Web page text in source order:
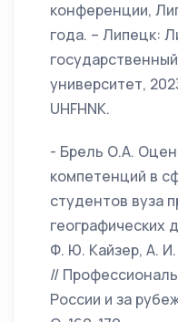
конференции,
года. – Липецк:
университет,
UHFHNK.
- Брель О.А.
компетенций в
студентов вуза
географических
Ф. Ю. Кайзер, А.
//
России и за